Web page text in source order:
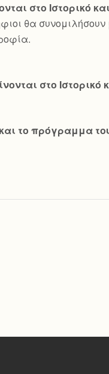
στο Ιστορικό
θα
στο
το πρόγραμμα του